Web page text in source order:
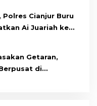
Polres Cianjur Buru
Ai Juariah ke
Getaran,
di